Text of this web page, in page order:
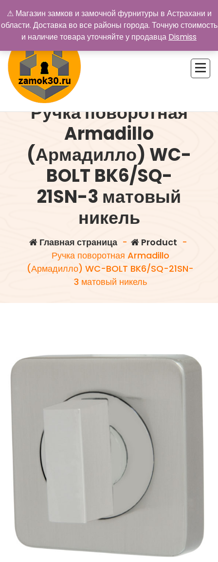
содержимому
Ручка поворотная
Armadillo
(Армадилло) WC-
BOLT BK6/SQ-
21SN-3 матовый
никель
Главная страница - Product -
Ручка поворотная Armadillo
(Армадилло) WC-BOLT BK6/SQ-21SN-
3 матовый никель
⚠ Магазин замков и замочной фурнитуры в Астрахани и
области. Доставка во все районы города. Точную стоимость
и наличие товара уточняйте у продавца Dismiss